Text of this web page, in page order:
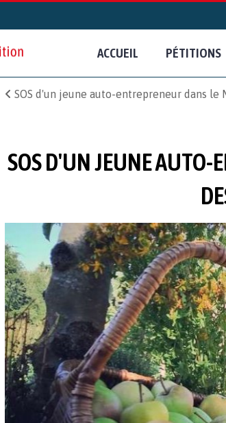
ACCUEIL PÉTITIONS
SOS d'un jeune auto-entrepreneur dans le
SOS D'UN JEUNE AUTO-